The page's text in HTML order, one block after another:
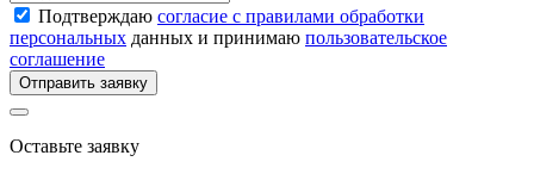
Подтверждаю согласие с правилами обработки
персональных данных и принимаю пользовательское
соглашение
Отправить заявку
Оставьте заявку